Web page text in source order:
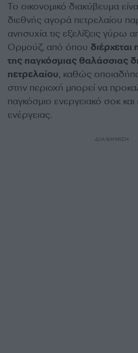
Το οικονομικό διακύβευμα
διεθνής αγορά πετρελαίου
ανησυχία τις εξελίξεις γύρω
Ορμούζ, από όπου
της παγκόσμιας θαλάσσιας
πετρελαίου, καθώς
στην περιοχή μπορεί να
παγκόσμιο ενεργειακό σοκ και
ενέργειας.
ΔΙΑΦΗΜΙΣΗ